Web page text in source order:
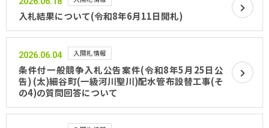
入札結果について(令和8年6月11日開札)
2026.06.04 入開札情報
条件付一般競争入札公告案件(令和8年5月25日公
告) (太)細谷町(一級河川聖川)配水管布設替工事(そ
の4)の質問回答について